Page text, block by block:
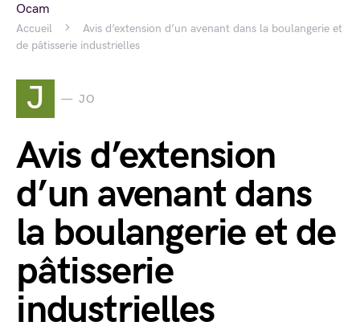
Accueil
Avis d’extension d’un avenant dans la boulangerie et
de pâtisserie industrielles
J JO
Avis d’extension
d’un avenant dans
la boulangerie et de
pâtisserie
industrielles
Ocam